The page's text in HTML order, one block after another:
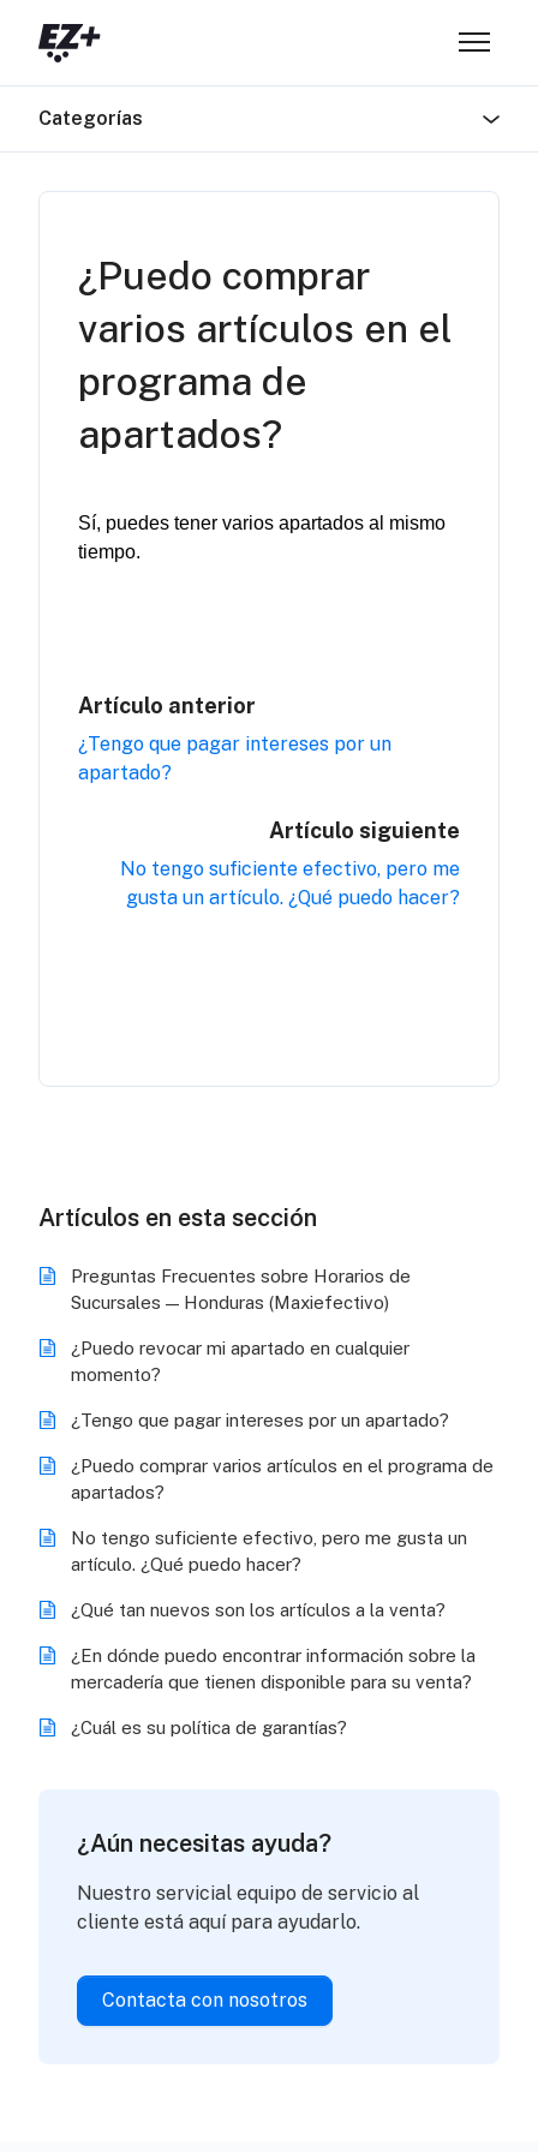
Abrir/
Categorías
¿Puedo comprar
varios artículos en el
programa de
apartados?
Sí, puedes tener varios apartados al mismo
tiempo.
Artículo anterior
¿Tengo que pagar intereses por un
apartado?
Artículo siguiente
No tengo suficiente efectivo, pero me
gusta un artículo. ¿Qué puedo hacer?
Artículos en esta sección
Preguntas Frecuentes sobre Horarios de
Sucursales — Honduras (Maxiefectivo)
¿Puedo revocar mi apartado en cualquier
momento?
¿Tengo que pagar intereses por un apartado?
¿Puedo comprar varios artículos en el programa de
apartados?
No tengo suficiente efectivo, pero me gusta un
artículo. ¿Qué puedo hacer?
¿Qué tan nuevos son los artículos a la venta?
¿En dónde puedo encontrar información sobre la
mercadería que tienen disponible para su venta?
¿Cuál es su política de garantías?
¿Aún necesitas ayuda?
Nuestro servicial equipo de servicio al
cliente está aquí para ayudarlo.
Contacta con nosotros